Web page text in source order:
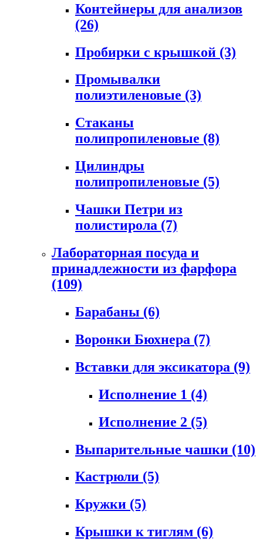
Контейнеры для анализов
(26)
Пробирки с крышкой (3)
Промывалки
полиэтиленовые (3)
Стаканы
полипропиленовые (8)
Цилиндры
полипропиленовые (5)
Чашки Петри из
полистирола (7)
Лабораторная посуда и
принадлежности из фарфора
(109)
Барабаны (6)
Воронки Бюхнера (7)
Вставки для эксикатора (9)
Исполнение 1 (4)
Исполнение 2 (5)
Выпарительные чашки (10)
Кастрюли (5)
Кружки (5)
Крышки к тиглям (6)